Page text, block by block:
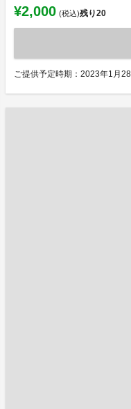
¥2,000 (税込)残り20
ご提供予定時期：2023年1月